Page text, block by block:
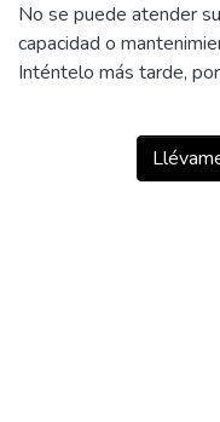
No se puede atender
capacidad o
Inténtelo más tarde,